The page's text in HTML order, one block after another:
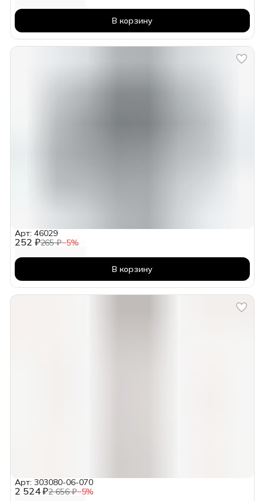
В корзину
252 ₽265 ₽−5%
Арт: 46029
В корзину
2 524 ₽2 656 ₽−5%
Арт: 303080-06-070